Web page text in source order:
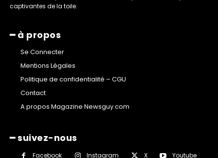
captivantes de la toile.
━ à propos
Se Connecter
Mentions Légales
Politique de confidentialité – CGU
Contact
A propos Magazine Newsguy.com
━ suivez-nous
Facebook Instagram X Youtube